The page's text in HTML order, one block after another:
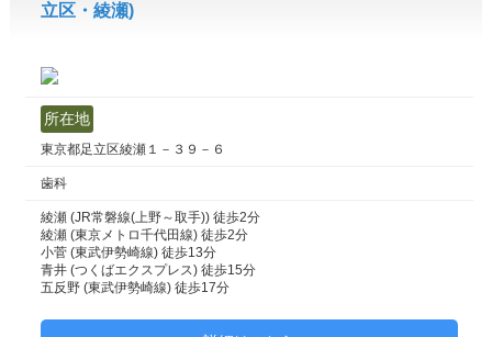
立区・綾瀬)
所在地
東京都足立区綾瀬１－３９－６
歯科
綾瀬 (JR常磐線(上野～取手)) 徒歩2分
綾瀬 (東京メトロ千代田線) 徒歩2分
小菅 (東武伊勢崎線) 徒歩13分
青井 (つくばエクスプレス) 徒歩15分
五反野 (東武伊勢崎線) 徒歩17分